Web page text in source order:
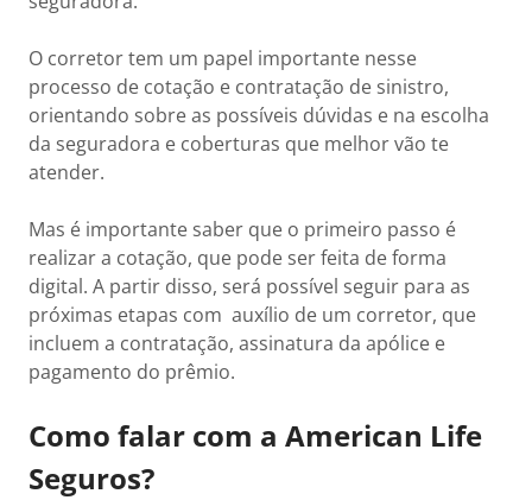
O corretor tem um papel importante nesse
processo de cotação e contratação de sinistro,
orientando sobre as possíveis dúvidas e na escolha
da seguradora e coberturas que melhor vão te
atender.
Mas é importante saber que o primeiro passo é
realizar a cotação, que pode ser feita de forma
digital. A partir disso, será possível seguir para as
próximas etapas com auxílio de um corretor, que
incluem a contratação, assinatura da apólice e
pagamento do prêmio.
Como falar com a American Life
Seguros?